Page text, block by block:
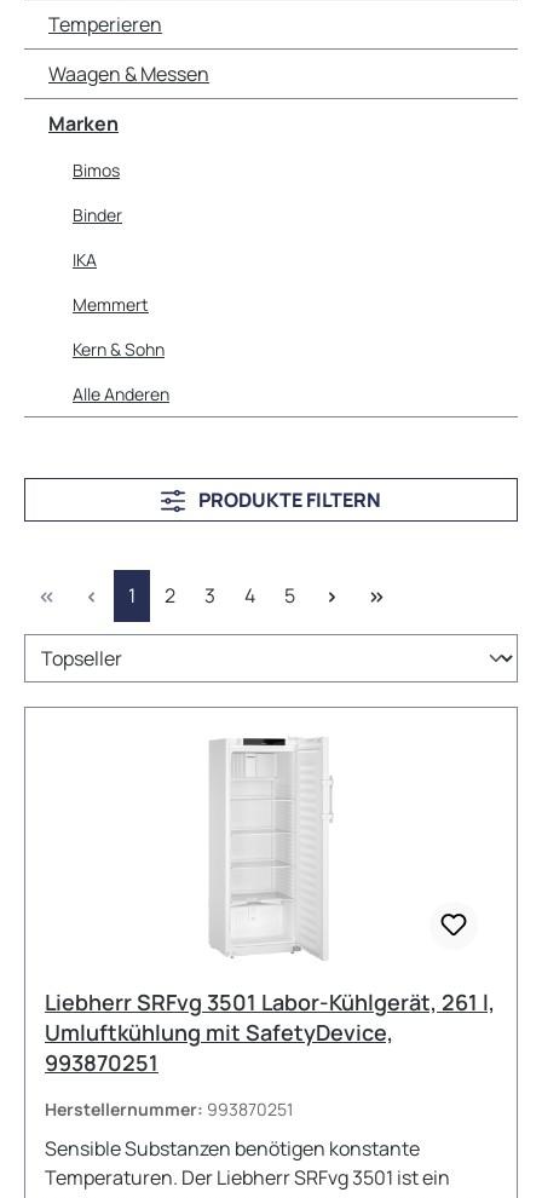
Temperieren
Waagen & Messen
Marken
Bimos
Binder
IKA
Memmert
Kern & Sohn
Alle Anderen
PRODUKTE FILTERN
Seite
1 Seite
2 Seite
3 Seite
4 Seite
5
Liebherr SRFvg 3501 Labor-Kühlgerät, 261 l,
Umluftkühlung mit SafetyDevice,
993870251
Herstellernummer: 993870251
Sensible Substanzen benötigen konstante
Temperaturen. Der Liebherr SRFvg 3501 ist ein